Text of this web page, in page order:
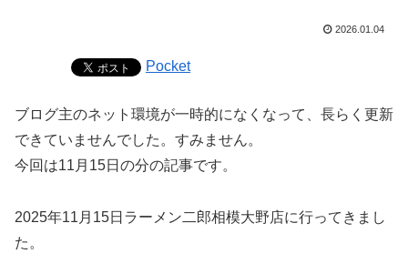
2026.01.04
Pocket
ブログ主のネット環境が一時的になくなって、長らく更新
できていませんでした。すみません。
今回は11月15日の分の記事です。
2025年11月15日ラーメン二郎相模大野店に行ってきまし
た。